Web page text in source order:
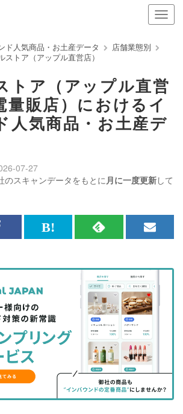
ナ
ビ
ョ
ン
の
示
え
ド人気商品・お土産データ
店舗業態別
ストア（アップル直営店）
トア（アップル直営
量販店）におけるイ
人気商品・お土産デ
のスキャンデータをもとに月に一度更新して
07-27
は
な
ッ
ク
マ
に
RSS
記
事
を
購
読
す
る
メ
マ
ガ
登
録
す
る